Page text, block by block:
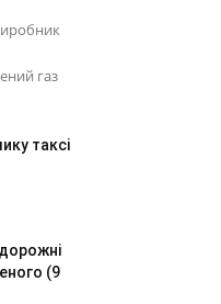
газ
таксі
(9